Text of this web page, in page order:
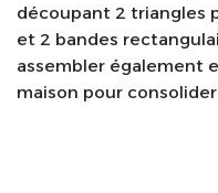
découpant 2 triangles
et 2 bandes
assembler également
maison pour